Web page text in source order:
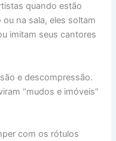
quando estão
na sala, eles soltam
imitam seus cantores
e descompressão.
“mudos e imóveis”
com os rótulos